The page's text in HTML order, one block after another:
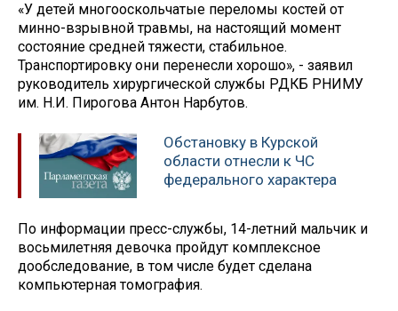
«У детей многооскольчатые переломы костей от
минно-взрывной травмы, на настоящий момент
состояние средней тяжести, стабильное.
Транспортировку они перенесли хорошо», - заявил
руководитель хирургической службы РДКБ РНИМУ
им. Н.И. Пирогова Антон Нарбутов.
Обстановку в Курской
области отнесли к ЧС
федерального характера
По информации пресс-службы, 14-летний мальчик и
восьмилетняя девочка пройдут комплексное
дообследование, в том числе будет сделана
компьютерная томография.